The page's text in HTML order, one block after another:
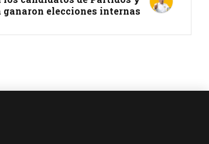
elecciones internas